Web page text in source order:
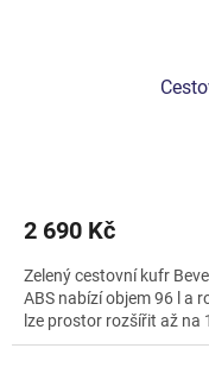
2 690 Kč
Zelený cestovní kufr
ABS nabízí objem 96 l a
lze prostor rozšířit až na